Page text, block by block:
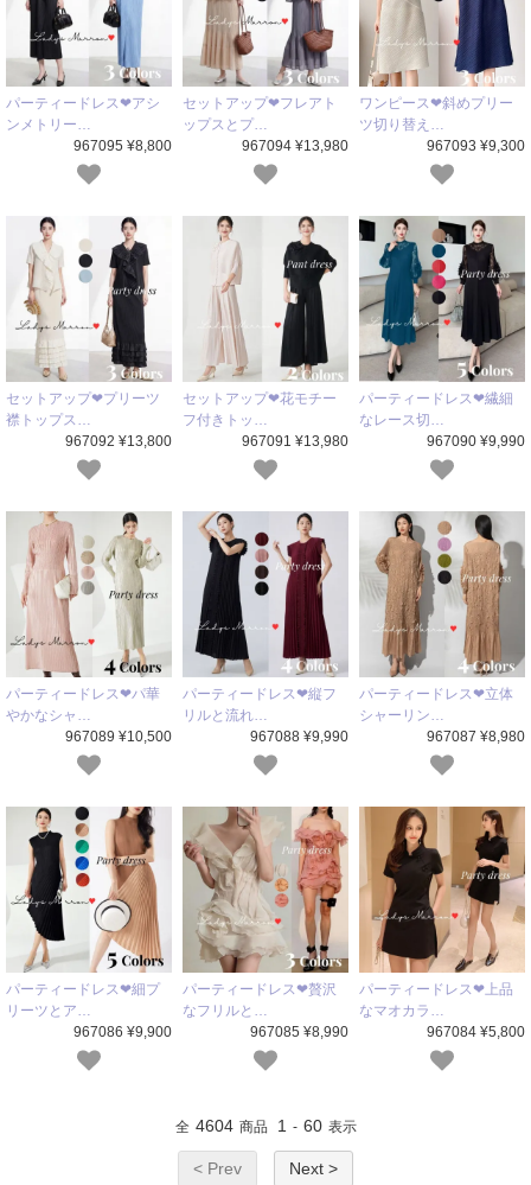
パーティードレス❤アシ
ンメトリー…
967095 ¥8,800
セットアップ❤フレアト
ップスとプ…
967094 ¥13,980
ワンピース❤斜めプリー
ツ切り替え…
967093 ¥9,300
セットアップ❤プリーツ
襟トップス…
967092 ¥13,800
セットアップ❤花モチー
フ付きトッ…
967091 ¥13,980
パーティードレス❤繊細
なレース切…
967090 ¥9,990
パーティードレス❤パ華
やかなシャ…
967089 ¥10,500
パーティードレス❤縦フ
リルと流れ…
967088 ¥9,990
パーティードレス❤立体
シャーリン…
967087 ¥8,980
パーティードレス❤細プ
リーツとア…
967086 ¥9,900
パーティードレス❤贅沢
なフリルと…
967085 ¥8,990
パーティードレス❤上品
なマオカラ…
967084 ¥5,800
全 4604 商品 1 - 60 表示
< Prev Next >